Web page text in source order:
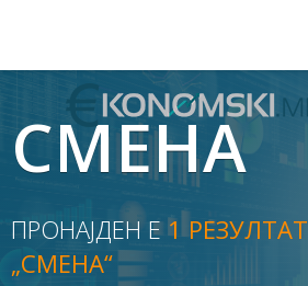
АКТУЕЛНО
ЕКОНОМИЈА
ФИНАНСИИ
БАНКАРСТВО
СМЕНА
ПРОНАЈДЕН Е1 РЕЗУЛТАТ
„СМЕНА“